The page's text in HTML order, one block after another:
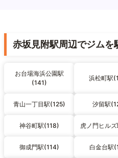
赤坂見附駅周辺でジムを
お台場海浜公園駅
(141)
浜松町駅
青山一丁目駅(125) 汐留駅
神谷町駅(118) 虎ノ門ヒル
御成門駅(114) 白金台駅